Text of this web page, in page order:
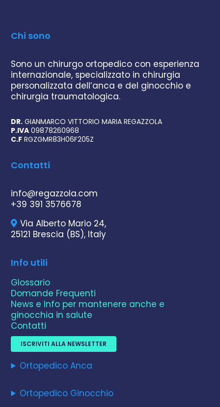
Chi sono
Sono un chirurgo ortopedico con esperienza
internazionale, specializzato in chirurgia
personalizzata dell’anca e del ginocchio e
chirurgia traumatologica.
DR. GIANMARCO VITTORIO MARIA REGAZZOLA
P.IVA 09878260968
C.F RGZGMR83H06F205Z
Contatti
info@regazzola.com
+39 391 3576678
Via Alberto Mario 24,
25121 Brescia (BS), Italy
Info utili
Glossario
Domande Frequenti
News e Info per mantenere anche e
ginocchia in salute
Contatti
ISCRIVITI ALLA NEWSLETTER
Ortopedico Anca
Ortopedico Ginocchio